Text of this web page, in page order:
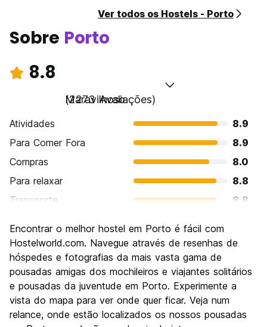
Ver todos os Hostels - Porto
Sobre Porto
8.8
Maravilhoso
(2273 Avaliações)
Atividades
8.9
Para Comer Fora
8.9
Compras
8.0
Para relaxar
8.8
Transporte
8.8
Cultura
9.1
Festas / vida noturna
Custo-beneficio
9.2
Encontrar o melhor hostel em Porto é fácil com
Hostelworld.com. Navegue através de resenhas de
hóspedes e fotografias da mais vasta gama de
pousadas amigas dos mochileiros e viajantes solitários
e pousadas da juventude em Porto. Experimente a
vista do mapa para ver onde quer ficar. Veja num
relance, onde estão localizados os nossos pousadas